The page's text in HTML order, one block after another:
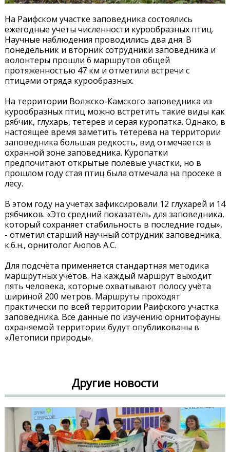
На Раифском участке заповедника состоялись
ежегодные учеты численности курообразных птиц.
Научные наблюдения проводились два дня. В
понедельник и вторник сотрудники заповедника и
волонтеры прошли 6 маршрутов общей
протяженностью 47 км и отметили встречи с
птицами отряда курообразных.
На территории Волжско-Камского заповедника из
курообразных птиц можно встретить такие виды как
рябчик, глухарь, тетерев и серая куропатка. Однако, в
настоящее время заметить тетерева на территории
заповедника большая редкость, вид отмечается в
охранной зоне заповедника. Куропатки
предпочитают открытые полевые участки, но в
прошлом году стая птиц была отмечала на просеке в
лесу.
В этом году на учетах зафиксировали 12 глухарей и 14
рябчиков. «Это средний показатель для заповедника,
который сохраняет стабильность в последние годы»,
- отметил старший научный сотрудник заповедника,
к.б.н., орнитолог Аюпов А.С.
Для подсчёта применяется стандартная методика
маршрутных учётов. На каждый маршрут выходит
пять человека, которые охватывают полосу учёта
шириной 200 метров. Маршруты проходят
практически по всей территории Раифского участка
заповедника. Все данные по изучению орнитофауны
охраняемой территории будут опубликованы в
«Летописи природы».
Другие новости